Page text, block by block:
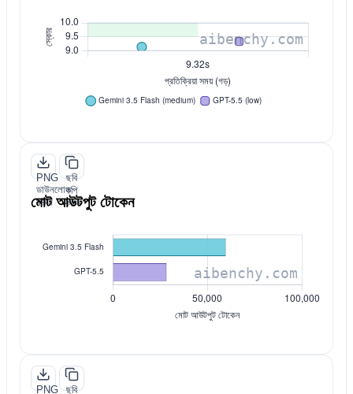
PNG
ডাউনলোড
করুন
ছবি
কপি
করুন
মোট আউটপুট টোকেন
PNG ছবি